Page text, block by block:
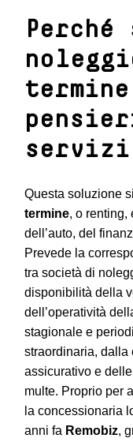
servizi
Questa soluzione
termine, o renting,
dell’auto, del
Prevede la
tra società di
disponibilità della
dell’operatività
stagionale e
straordinaria, dalla
assicurativo e
multe. Proprio per
la concessionaria
anni fa Remobiz,